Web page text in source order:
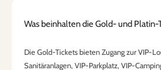
Was beinhalten die Gold- und Platin-
Die Gold-Tickets bieten Zugang zur VIP-
Sanitäranlagen, VIP-Parkplatz, VIP-